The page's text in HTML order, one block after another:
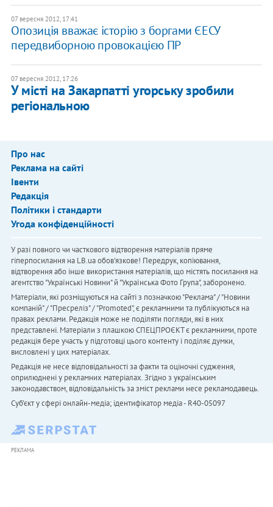
07 вересня 2012, 17:41
Опозиція вважає історію з боргами ЄЕСУ
передвиборною провокацією ПР
07 вересня 2012, 17:26
У місті на Закарпатті угорську зробили
регіональною
Про нас
Реклама на сайті
Івенти
Редакція
Політики і стандарти
Угода конфіденційності
У разі повного чи часткового відтворення матеріалів пряме
гіперпосилання на LB.ua обов'язкове! Передрук, копіювання,
відтворення або інше використання матеріалів, що містять посилання на
агентство "Українськi Новини" й "Українська Фото Група", заборонено.
Матеріали, які розміщуються на сайті з позначкою "Реклама" / "Новини
компаній" / "Пресреліз" / "Promoted", є рекламними та публікуються на
правах реклами. Редакція може не поділяти погляди, які в них
представлені. Матеріали з плашкою СПЕЦПРОЄКТ є рекламними, проте
редакція бере участь у підготовці цього контенту і поділяє думки,
висловлені у цих матеріалах.
Редакція не несе відповідальності за факти та оціночні судження,
оприлюднені у рекламних матеріалах. Згідно з українським
законодавством, відповідальність за зміст реклами несе рекламодавець.
Cуб'єкт у сфері онлайн-медіа; ідентифікатор медіа - R40-05097
РЕКЛАМА